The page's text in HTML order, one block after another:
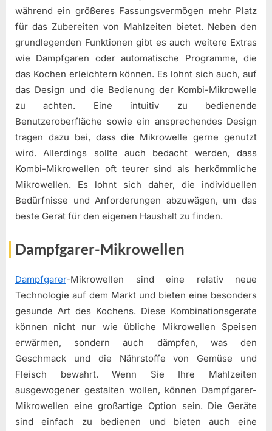
während ein größeres Fassungsvermögen mehr Platz
für das Zubereiten von Mahlzeiten bietet. Neben den
grundlegenden Funktionen gibt es auch weitere Extras
wie Dampfgaren oder automatische Programme, die
das Kochen erleichtern können. Es lohnt sich auch, auf
das Design und die Bedienung der Kombi-Mikrowelle
zu achten. Eine intuitiv zu bedienende
Benutzeroberfläche sowie ein ansprechendes Design
tragen dazu bei, dass die Mikrowelle gerne genutzt
wird. Allerdings sollte auch bedacht werden, dass
Kombi-Mikrowellen oft teurer sind als herkömmliche
Mikrowellen. Es lohnt sich daher, die individuellen
Bedürfnisse und Anforderungen abzuwägen, um das
beste Gerät für den eigenen Haushalt zu finden.
Dampfgarer-Mikrowellen
Dampfgarer-Mikrowellen sind eine relativ neue
Technologie auf dem Markt und bieten eine besonders
gesunde Art des Kochens. Diese Kombinationsgeräte
können nicht nur wie übliche Mikrowellen Speisen
erwärmen, sondern auch dämpfen, was den
Geschmack und die Nährstoffe von Gemüse und
Fleisch bewahrt. Wenn Sie Ihre Mahlzeiten
ausgewogener gestalten wollen, können Dampfgarer-
Mikrowellen eine großartige Option sein. Die Geräte
sind einfach zu bedienen und bieten auch eine